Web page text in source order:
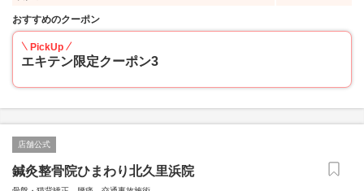
おすすめのクーポン
PickUp
エキテン限定クーポン3
店舗公式
鍼灸整骨院ひまわり北久里浜院